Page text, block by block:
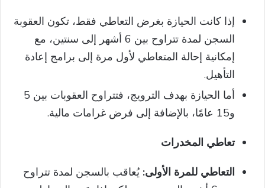
إذا كانت الحيازة بغرض التعاطي فقط، تكون العقوبة
السجن لمدة تتراوح بين 6 أشهر إلى سنتين، مع
إمكانية إحالة المتعاطي لأول مرة إلى برامج إعادة
التأهيل.
أما الحيازة بهدف الترويج، فتتراوح العقوبات بين 5
و15 عامًا، بالإضافة إلى فرض غرامات مالية.
تعاطي المخدرات
التعاطي للمرة الأولى: يُعاقب بالسجن لمدة تتراوح